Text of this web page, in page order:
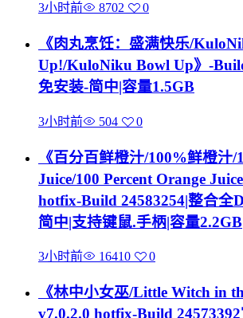
3小时前 8702 0
《肉丸烹饪：盛满快乐/
Up!/KuloNiku Bowl Up》-
免安装-简中|容量1.5GB
3小时前 504 0
《百分百鲜橙汁/100%鲜橙汁
Juice/100 Percent Orange
hotfix-Build 24583254|整合全
简中|支持键鼠.手柄|容量2.2GB
3小时前 16410 0
《林中小女巫/Little Witch in
v7.0.2.0 hotfix-Build